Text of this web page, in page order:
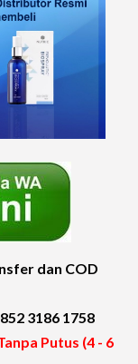
dan COD
3186 1758
Putus (4 - 6